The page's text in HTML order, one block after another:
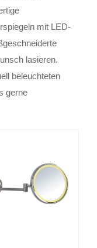
mit LED-
lasieren.
beleuchteten
gerne